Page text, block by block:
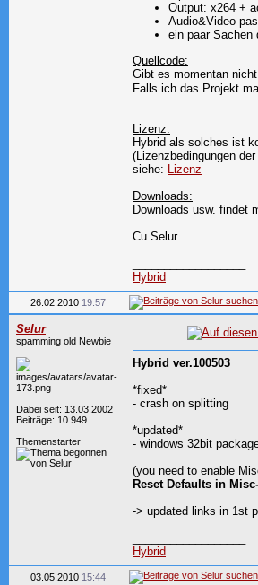
Output: x264 +
Audio&Video
ein paar Sachen
Quellcode:
Gibt es momentan
Falls ich das Projekt
Lizenz:
Hybrid als solches ist
(Lizenzbedingungen
siehe: Lizenz
Downloads:
Downloads usw. findet
Cu Selur
Hybrid
26.02.2010 19:57
Selur
spamming old Newbie
Dabei seit: 13.03.2002
Beiträge: 10.949
Themenstarter
Hybrid ver.100503
*fixed*
- crash on splitting
*updated*
- windows 32bit
(you need to enable
Reset Defaults in
-> updated links in 1st
Hybrid
03.05.2010 15:44